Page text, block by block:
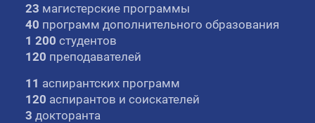
23 магистерские программы
40 программ дополнительного образования
1 200 студентов
120 преподавателей
11 аспирантских программ
120 аспирантов и соискателей
3 докторанта